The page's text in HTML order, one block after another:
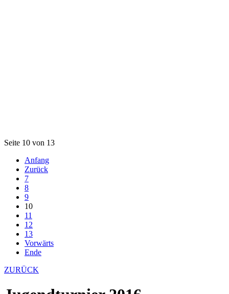
Seite 10 von 13
Anfang
Zurück
7
8
9
10
11
12
13
Vorwärts
Ende
ZURÜCK